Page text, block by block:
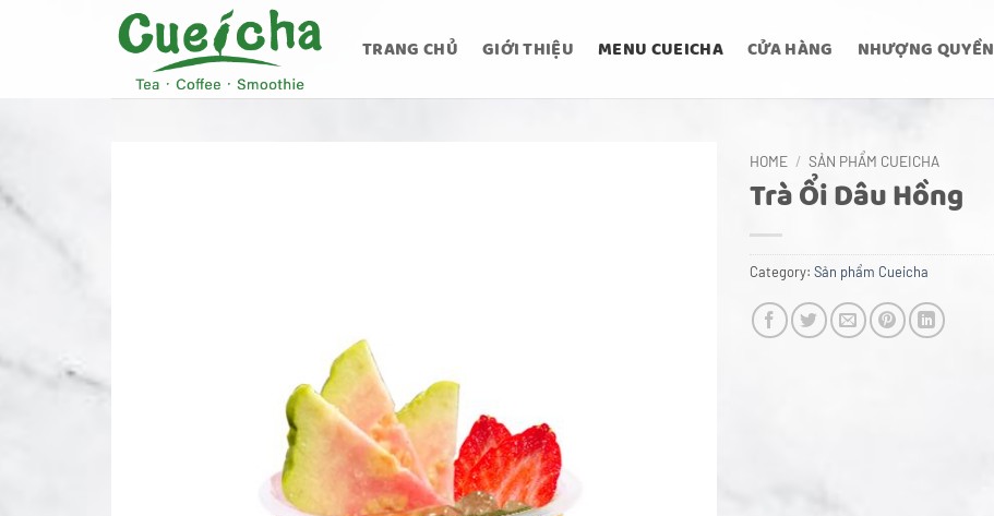
TRANG CHỦ GIỚI THIỆU MENU CUEICHA CỬA HÀNG NHƯỢNG QUYỀN
HOME / SẢN PHẨM CUEICHA
Trà Ổi Dâu Hồng
Category: Sản phẩm Cueicha